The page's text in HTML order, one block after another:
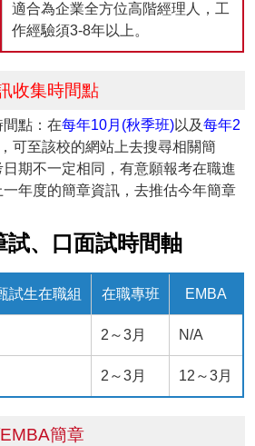
適合為企業全方位高階經理人，工
作經驗須3-8年以上。
收集時間點
間點：在每年10月(秋季班)以及每年2
可至該校的網站上去搜尋相關簡
期不一定相同，有意願報考在職進
年度的簡章資訊，去推估今年簡章
試、口面試時間軸
試生在職組 在職專班 EMBA
2～3月 N/A
2～3月 12～3月
簡章